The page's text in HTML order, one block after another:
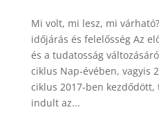
Mi volt, mi lesz, mi
időjárás és felelősség Az
és a tudatosság
ciklus Nap-évében, vagyis
ciklus 2017-ben
indult az...